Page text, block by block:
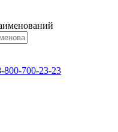
800-700-23-23